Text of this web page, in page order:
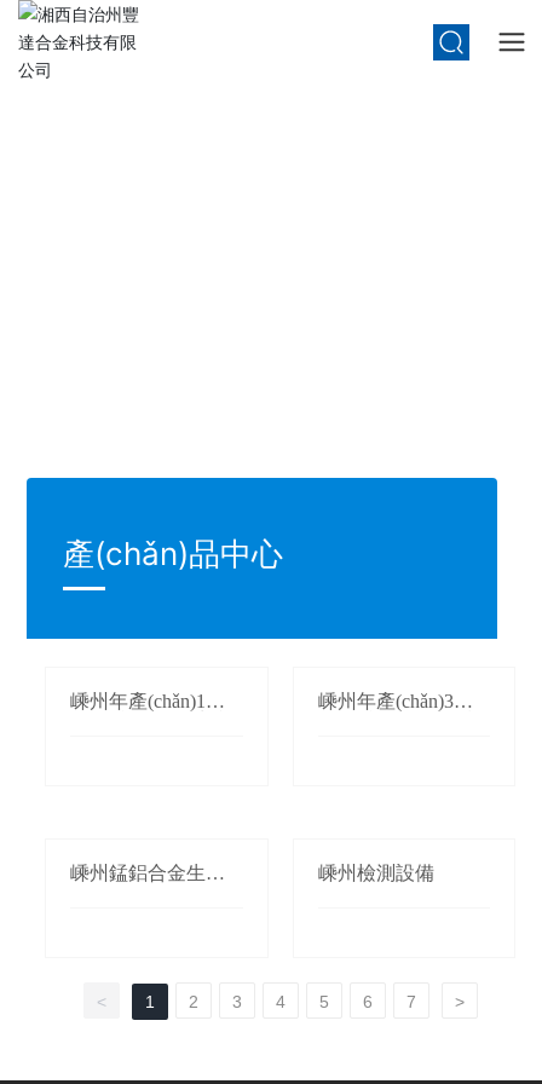
產(chǎn)品中心
嵊州年產(chǎn)1萬
嵊州年產(chǎn)3萬
嵊州錳鋁合金生產(c
嵊州檢測設備
< 1 2 3 4 5 6 7 >